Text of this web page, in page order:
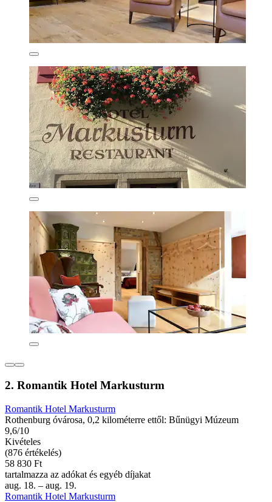
2. Romantik Hotel Markusturm
Romantik Hotel Markusturm
Rothenburg óvárosa, 0,2 kilométerre ettől: Bűnügyi Múzeum
9,6/10
Kivételes
(876 értékelés)
58 830 Ft
tartalmazza az adókat és egyéb díjakat
aug. 18. – aug. 19.
Romantik Hotel Markusturm